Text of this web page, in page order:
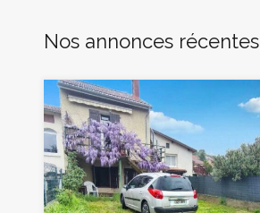
Nos annonces récentes